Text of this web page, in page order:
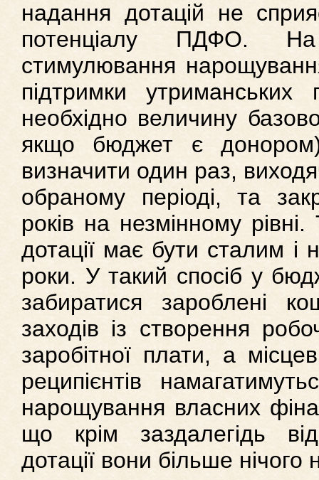
надання дотацій не
потенціалу ПДФО.
стимулювання
підтримки утриманських
необхідно величину
якщо бюджет є
визначити один раз,
обраному періоді, та
років на незмінному
дотації має бути сталим і
роки. У такий спосіб у
забиратися зароблені
заходів із створення
заробітної плати, а
реципієнтів
нарощування власних
що крім заздалегідь
дотації вони більше